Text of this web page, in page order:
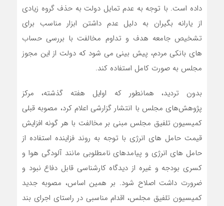
داده است. با توجه به عدم تمایل دولت به حذف گروه زیادی
از یارانه بگیران به دلیل عدم داشتن ابزار مناسب برای
تشخیص جامعه هدف و تداوم مخالفت با بررسی حساب
های بانکی مردم، پیش بینی می شود که دولت از این مجوز
مجلس به صورت کامل استفاده کند.
بدون تردید، همانطور که اوایل هفته گذشته، مرکز
پژوهش‌های مجلس با انتشار گزارشی اعلام کرد، مصوبه قبلی
کمیسیون تلفیق مجلس مبنی بر مخالفت با هر گونه افزایش
قیمت حامل های انرژی با توجه به روند فزاینده استفاده از
حامل های انرژی و پیامدهای نامطلوبی مانند آلودگی هوا و
کسری بودجه و غیره از دیدگاه کارشناسی قابل دفاع نبود و
ضرورت داشت اصلاح شود. بر همین اساس، مصوبه جدید
کمیسیون تلفیق مجلس، اقدام مناسبی در راستای اجرای بند